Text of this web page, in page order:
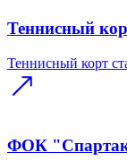
Теннисный
Теннисный корт
ФОК